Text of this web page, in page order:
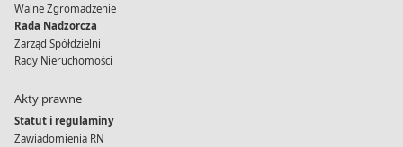
Walne Zgromadzenie
Rada Nadzorcza
Zarząd Spółdzielni
Rady Nieruchomości
Akty prawne
Statut i regulaminy
Zawiadomienia RN